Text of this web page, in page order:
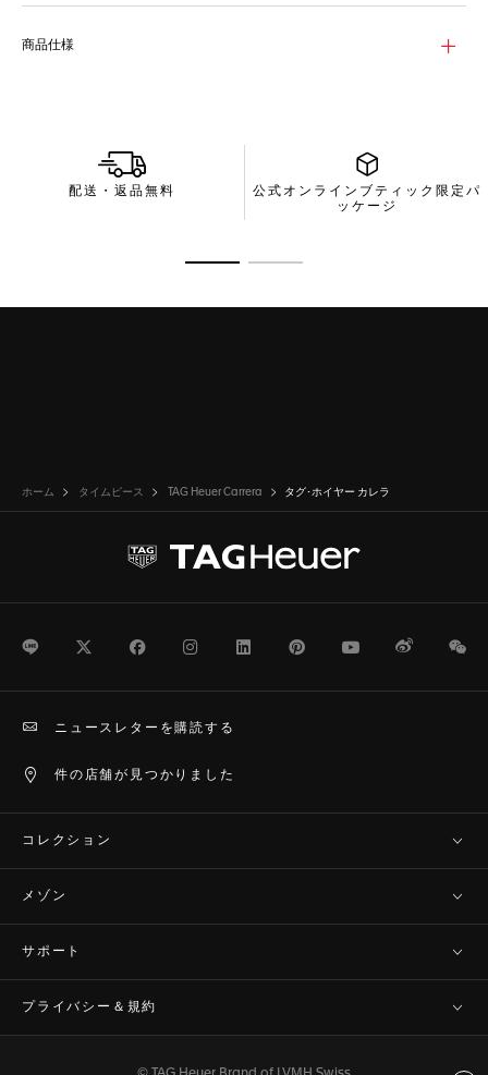
商品仕様
配送・返品無料
公式オンラインブティック限定パ
ッケージ
ホーム タイムピース TAG Heuer Carrera タグ･ホイヤー カレラ
TwitterFacebookInstagramLinkedInPinterestYoutubeWeibo
件の店舗が見つかりました
ニュースレターを購読する
コレクション
メゾン
サポート
プライバシー＆規約